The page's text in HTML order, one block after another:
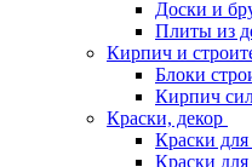
Доски и
Плиты из
Кирпич и
Блоки
Кирпич
Краски, декор
Краски
Краски